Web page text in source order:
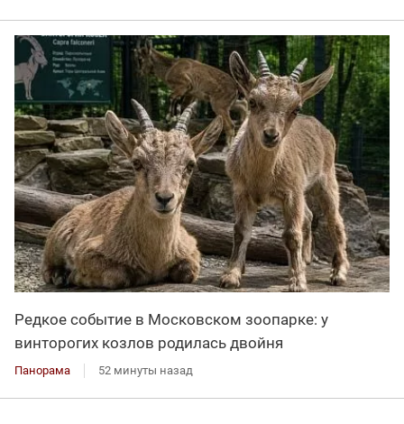
Редкое событие в Московском зоопарке: у
винторогих козлов родилась двойня
Панорама 52 минуты назад